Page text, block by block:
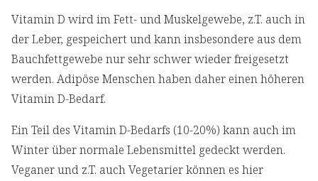
Vitamin D wird im Fett- und Muskelgewebe, z.T. auch in
der Leber, gespeichert und kann insbesondere aus dem
Bauchfettgewebe nur sehr schwer wieder freigesetzt
werden. Adipöse Menschen haben daher einen höheren
Vitamin D-Bedarf.
Ein Teil des Vitamin D-Bedarfs (10-20%) kann auch im
Winter über normale Lebensmittel gedeckt werden.
Veganer und z.T. auch Vegetarier können es hier